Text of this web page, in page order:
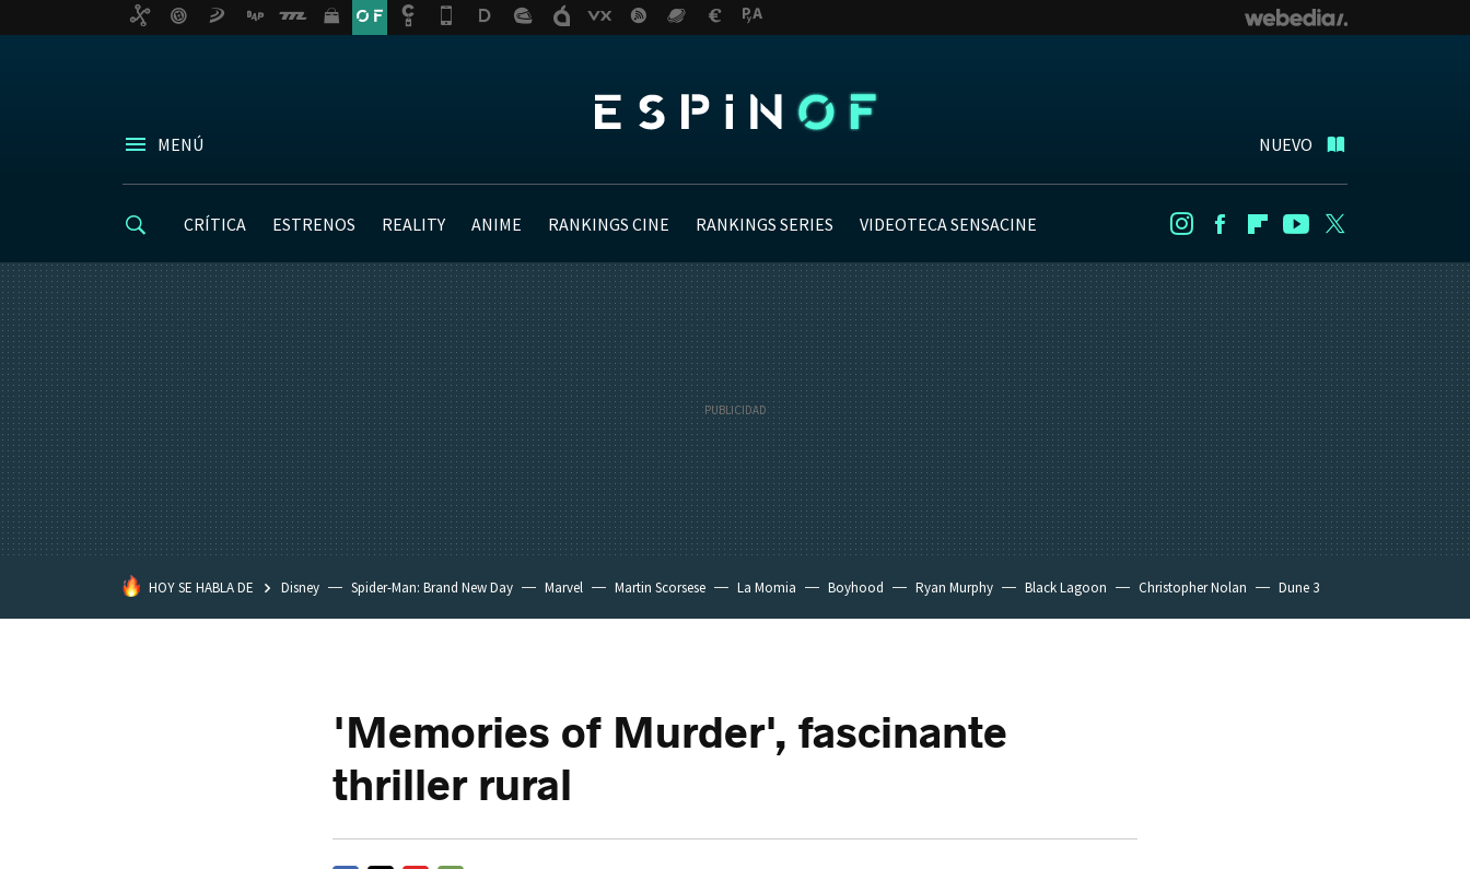
MENÚ NUEVO
CRÍTICA ESTRENOS REALITY ANIME RANKINGS CINE RANKINGS SERIES VIDEOTECA SENSACINE InstagramFacebookFlipboard
Youtube
HOY SE HABLA DE Disney Spider-Man: Brand New Day Marvel Martin Scorsese La Momia Boyhood Ryan Murphy Black Lagoon Christopher Nolan Dune 3
'Memories of Murder', fascinante
thriller rural